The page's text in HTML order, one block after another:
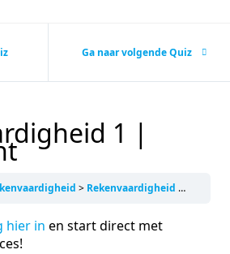
Ga naar volgende Quiz
1 |
Rekenvaardigheid 1 | testvariant
hier in en start direct met